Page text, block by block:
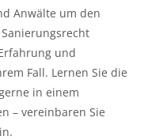
Anwälte um den
und
Fall. Lernen Sie die
in einem
– vereinbaren Sie